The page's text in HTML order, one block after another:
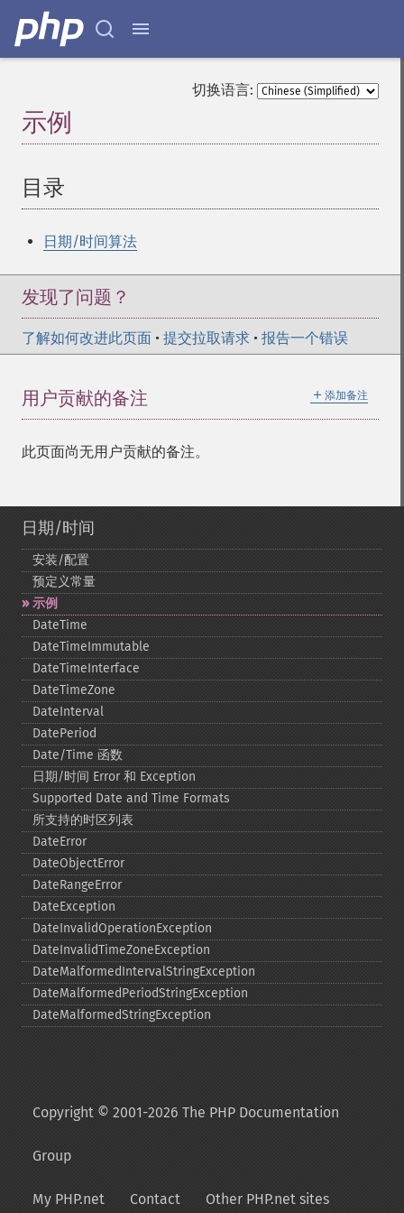
切换语言:
示例
目录
日期/时间算法
发现了问题？
了解如何改进此页面 • 提交拉取请求 • 报告一个错误
＋ 添加备注
用户贡献的备注
此页面尚无用户贡献的备注。
日期/时间
安装/配置
预定义常量
示例
DateTime
DateTimeImmutable
DateTimeInterface
DateTimeZone
DateInterval
DatePeriod
Date/Time 函数
日期/时间 Error 和 Exception
Supported Date and Time Formats
所支持的时区列表
DateError
DateObjectError
DateRangeError
DateException
DateInvalidOperationException
DateInvalidTimeZoneException
DateMalformedIntervalStringException
DateMalformedPeriodStringException
DateMalformedStringException
Copyright © 2001-2026 The PHP Documentation
Group
My PHP.net Contact Other PHP.net sites